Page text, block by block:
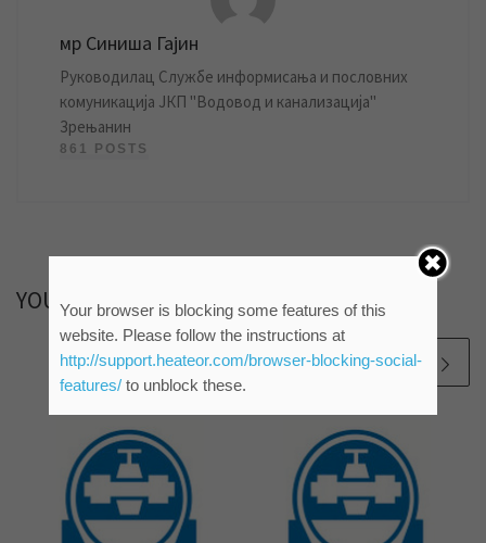
мр Синиша Гајин
Руководилац Службе информисања и пословних
комуникација ЈКП "Водовод и канализација"
Зрењанин
861 POSTS
YOU MAY ALSO LIKE
Your browser is blocking some features of this
website. Please follow the instructions at
http://support.heateor.com/browser-blocking-social-
features/to unblock these.